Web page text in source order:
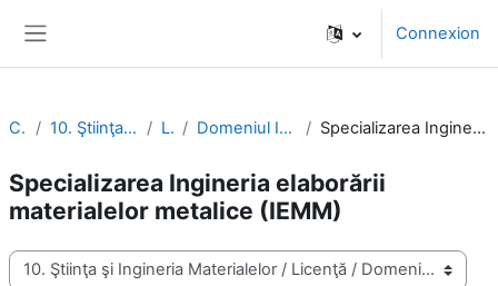
Connexion
Cours 10. Ştiinţa şi Ingineria Materialelor Licenţă Domeniul Ingineria materialelor (IMat) Specializarea Ingineria elaborării materialelor metalice (IEMM)
Specializarea Ingineria elaborării
materialelor metalice (IEMM)
Catégories de cours